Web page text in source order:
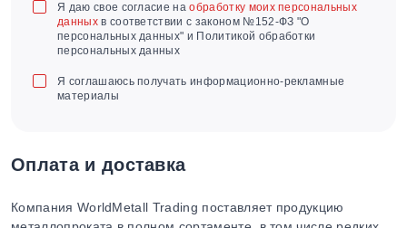
Я даю свое согласие наобработку моих персональных
данныхв соответствии с законом №152-ФЗ "О
персональных данных" и Политикой обработки
персональных данных
Я соглашаюсь получать информационно-рекламные
материалы
Оплата и доставка
Компания WorldMetall Trading поставляет продукцию